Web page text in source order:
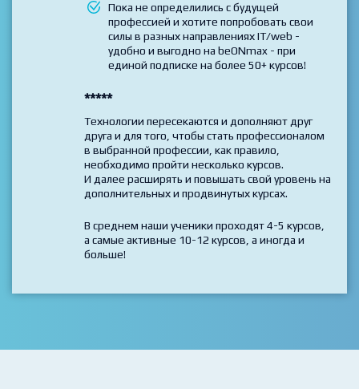
Пока не определились с будущей
профессией и хотите попробовать свои
силы в разных направлениях IT/web -
удобно и выгодно на beONmax - при
единой подписке на более 50+ курсов!
*****
Технологии пересекаются и дополняют друг
друга и для того, чтобы стать профессионалом
в выбранной профессии, как правило,
необходимо пройти несколько курсов.
И далее расширять и повышать свой уровень на
дополнительных и продвинутых курсах.
В среднем наши ученики проходят 4-5 курсов,
а самые активные 10-12 курсов, а иногда и
больше!